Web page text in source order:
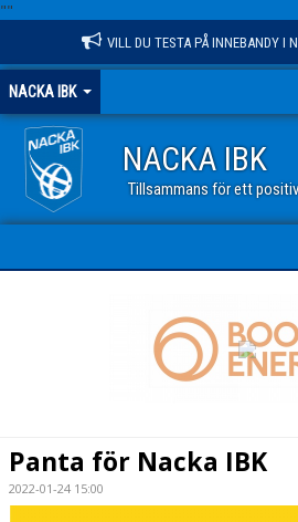
""
VILL DU TESTA PÅ INNEBANDY I
NACKA IBK
NACKA IBK
Tillsammans för ett
OM KLUBBEN
Panta för Nacka IBK
2022-01-24 15:00